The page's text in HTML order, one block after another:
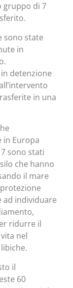
gruppo di 7
sono state
in
detenzione
in una
Europa
sono stati
che hanno
il mare
ad individuare
ridurre il
nel
il
60